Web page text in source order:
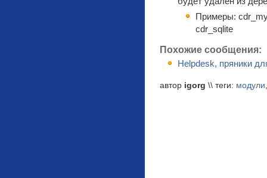
Примеры:
cdr_sqlite
Похожие сообщения:
Helpdesk, пряники
автор igorg \\ теги: модули